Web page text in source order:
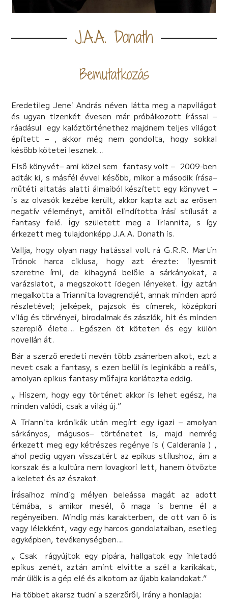
J.A.A. Donath
Bemutatkozás
Eredetileg Jenei András néven látta meg a napvilágot
és ugyan tizenkét évesen már próbálkozott írással –
ráadásul egy kalóztörténethez majdnem teljes világot
épített – , akkor még nem gondolta, hogy sokkal
később kötetei lesznek…
Első könyvét– ami közel sem fantasy volt – 2009-ben
adták ki, s másfél évvel később, mikor a második írása–
műtéti altatás alatti álmaiból készített egy könyvet –
is az olvasók kezébe került, akkor kapta azt az erősen
negatív véleményt, amitől elindította írási stílusát a
fantasy felé. Így született meg a Triannita, s így
érkezett meg tulajdonképp J.A.A. Donath is.
Vallja, hogy olyan nagy hatással volt rá G.R.R. Martin
Trónok harca ciklusa, hogy azt érezte: ilyesmit
szeretne írni, de kihagyná belőle a sárkányokat, a
varázslatot, a megszokott idegen lényeket. Így aztán
megalkotta a Triannita lovagrendjét, annak minden apró
részletével; jelképek, pajzsok és címerek, középkori
világ és törvényei, birodalmak és zászlók, hit és minden
szereplő élete… Egészen öt köteten és egy külön
novellán át.
Bár a szerző eredeti nevén több zsánerben alkot, ezt a
nevet csak a fantasy, s ezen belül is leginkább a reális,
amolyan epikus fantasy műfajra korlátozta eddig.
„ Hiszem, hogy egy történet akkor is lehet egész, ha
minden valódi, csak a világ új.”
A Triannita krónikák után megírt egy igazi – amolyan
sárkányos, mágusos– történetet is, majd nemrég
érkezett meg egy kétrészes regénye is ( Calderania ) ,
ahol pedig ugyan visszatért az epikus stílushoz, ám a
korszak és a kultúra nem lovagkori lett, hanem ötvözte
a keletet és az északot.
Írásaihoz mindig mélyen beleássa magát az adott
témába, s amikor mesél, ő maga is benne él a
regényeiben. Mindig más karakterben, de ott van ő is
vagy lélekként, vagy egy harcos gondolataiban, esetleg
egyképben, tevékenységben…
„ Csak rágyújtok egy pipára, hallgatok egy ihletadó
epikus zenét, aztán amint elvitte a szél a karikákat,
már ülök is a gép elé és alkotom az újabb kalandokat.”
Ha többet akarsz tudni a szerzőről, irány a honlapja: